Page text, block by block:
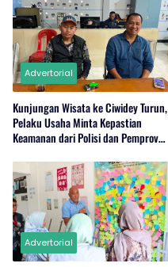
Advertorial
Kunjungan Wisata ke Ciwidey Turun,
Pelaku Usaha Minta Kepastian
Keamanan dari Polisi dan Pemprov
Advertorial